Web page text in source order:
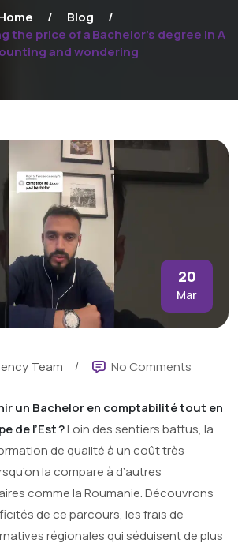
Blog
the price of a Bachelor’s degree in A
and wondering
20
Mar
Team No Comments
un Bachelor en comptabilité tout en
de l’Est ?Loin des sentiers battus, la
de qualité à un coût très
la compare à d’autres
comme la Roumanie. Découvrons
de ce parcours, les frais de
régionales qui séduisent de plus